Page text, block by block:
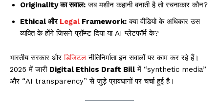
Originality का सवाल: जब मशीन कहानी बनाती है तो रचनाकार कौन?
Ethical और Legal Framework: क्या वीडियो के अधिकार उस
व्यक्ति के होंगे जिसने प्रॉम्प्ट दिया या AI प्लेटफॉर्म के?
भारतीय सरकार औरडिजिटल नीतिनिर्माता इन सवालों पर काम कर रहे हैं।
2025 में जारी Digital Ethics Draft Bill में “synthetic media”
और “AI transparency” से जुड़े प्रावधानों पर चर्चा हुई है।